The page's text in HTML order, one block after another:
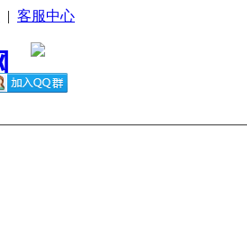
| 客服中心